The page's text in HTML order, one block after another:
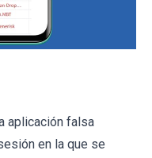
aplicación falsa
en la que se